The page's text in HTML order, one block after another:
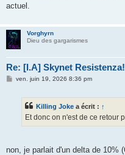
actuel.
Vorghyrn
Dieu des gargarismes
Re: [I.A] Skynet Resistenza!
Mven. juin 19, 2026 8:36 pm
Killing Joke a écrit : ↑
Et donc on n'est de ce retour
non, je parlait d'un delta de 10%